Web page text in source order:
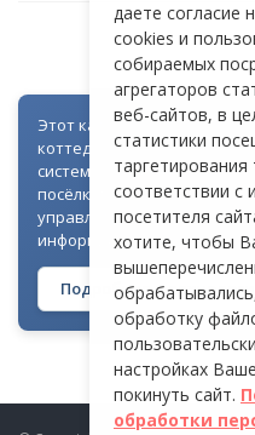
Этот каталог создан как
коттеджных посёлков: для
система контроля доступа
посёлкам
управлять доступом на
информировать жителей
Подробнее о
даете согласие
cookies и
собираемых
агрегаторов
веб-сайтов, в
статистики
таргетирования
соответствии с
посетителя
хотите, чтобы
обработку
настройках
покинуть сайт.
обработки